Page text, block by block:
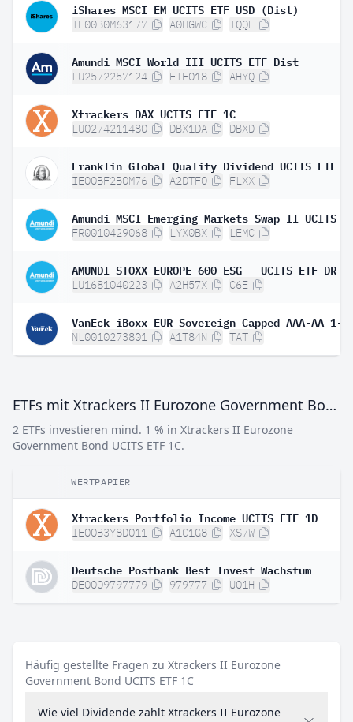
iShares MSCI EM UCITS ETF USD (Dist)
IE00B0M63177 A0HGWC IQQE
Amundi MSCI World III UCITS ETF Dist
LU2572257124 ETF018 AHYQ
Xtrackers DAX UCITS ETF 1C
LU0274211480 DBX1DA DBXD
Franklin Global Quality Dividend UCITS ETF
IE00BF2B0M76 A2DTF0 FLXX
FR0010429068 LYX0BX LEMC
LU1681040223 A2H57X C6E
NL0010273801 A1T84N TAT
ETFs mit Xtrackers II Eurozone Government Bond UCITS ETF 1C
2 ETFs investieren mind. 1 % in Xtrackers II Eurozone
Government Bond UCITS ETF 1C.
WERTPAPIER
Xtrackers Portfolio Income UCITS ETF 1D
IE00B3Y8D011 A1C1G8 XS7W
Deutsche Postbank Best Invest Wachstum
DE0009797779 979777 UO1H
Häufig gestellte Fragen zu Xtrackers II Eurozone
Government Bond UCITS ETF 1C
Wie viel Dividende zahlt Xtrackers II Eurozone